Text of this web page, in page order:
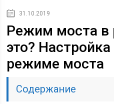
31.10.2019
Режим моста в
это?
режиме моста
Содержание